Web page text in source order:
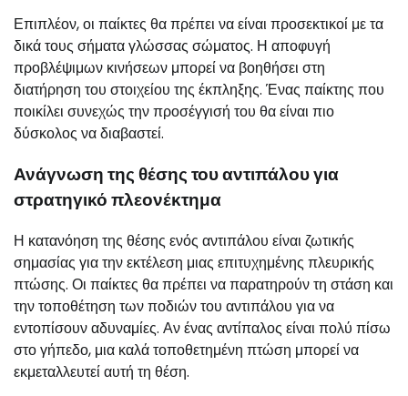
Επιπλέον, οι παίκτες θα πρέπει να είναι προσεκτικοί με τα
δικά τους σήματα γλώσσας σώματος. Η αποφυγή
προβλέψιμων κινήσεων μπορεί να βοηθήσει στη
διατήρηση του στοιχείου της έκπληξης. Ένας παίκτης που
ποικίλει συνεχώς την προσέγγισή του θα είναι πιο
δύσκολος να διαβαστεί.
Ανάγνωση της θέσης του αντιπάλου για
στρατηγικό πλεονέκτημα
Η κατανόηση της θέσης ενός αντιπάλου είναι ζωτικής
σημασίας για την εκτέλεση μιας επιτυχημένης πλευρικής
πτώσης. Οι παίκτες θα πρέπει να παρατηρούν τη στάση και
την τοποθέτηση των ποδιών του αντιπάλου για να
εντοπίσουν αδυναμίες. Αν ένας αντίπαλος είναι πολύ πίσω
στο γήπεδο, μια καλά τοποθετημένη πτώση μπορεί να
εκμεταλλευτεί αυτή τη θέση.